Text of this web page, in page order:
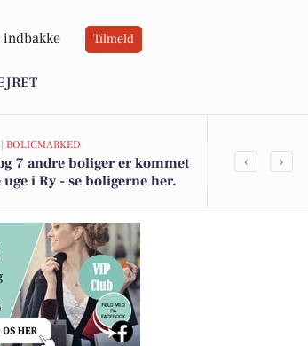
Tilmeld
BOLIGMARKED
7 andre boliger er kommet
i Ry - se boligerne her.
Top 6 over
‹ ›